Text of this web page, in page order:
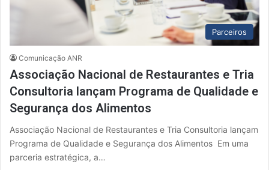
Parceiros
Comunicação ANR
Associação Nacional de Restaurantes e Tria
Consultoria lançam Programa de Qualidade e
Segurança dos Alimentos
Associação Nacional de Restaurantes e Tria Consultoria lançam
Programa de Qualidade e Segurança dos Alimentos Em uma
parceria estratégica, a…